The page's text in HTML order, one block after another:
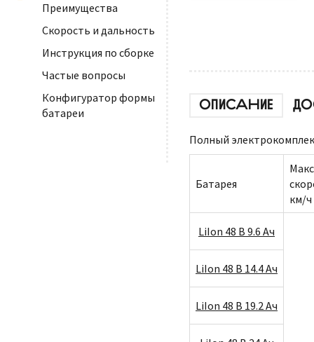
Преимущества
Скорость и дальность
Инструкция по сборке
Частые вопросы
Конфигуратор формы
батареи
ОПИСАНИЕ
Полный
Батарея
км/ч
LiIon 48 В 9.6 Ач
LiIon 48 В 14.4 Ач
LiIon 48 В 19.2 Ач